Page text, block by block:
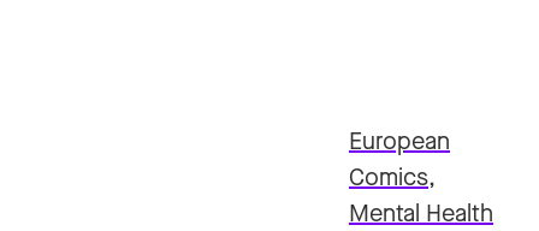
European
Comics,
Mental Health